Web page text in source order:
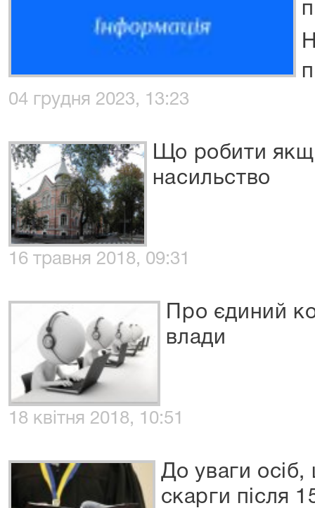
04 грудня 2023, 13:23
Що робити
насильство
16 травня 2018, 09:31
Про єдиний
влади
18 квітня 2018, 10:51
До уваги осіб,
скарги після